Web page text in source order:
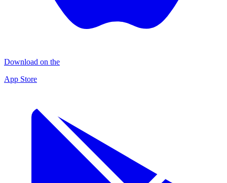
Download on the
App Store